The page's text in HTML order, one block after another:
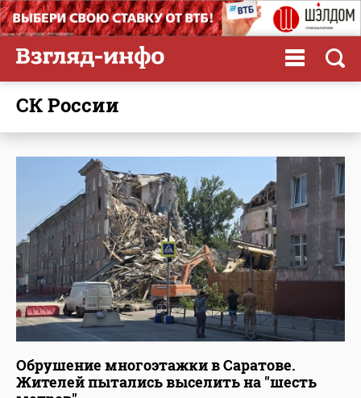
СК России
Обрушение многоэтажки в Саратове.
Жителей пытались выселить на "шесть